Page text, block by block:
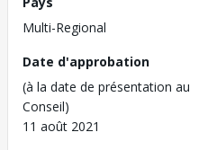
Multi-Regional
Date d'approbation
(à la date de présentation au
Conseil)
11 août 2021